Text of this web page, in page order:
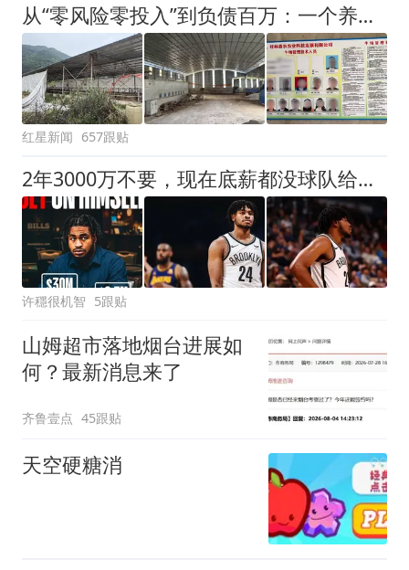
从“零风险零投入”到负债百万：一个养牛项目崩盘后，谁该为农户的贷款买单丨红星调查
红星新闻 657跟贴
2年3000万不要，现在底薪都没球队给，太惨了
许穩很机智 5跟贴
山姆超市落地烟台进展如
何？最新消息来了
齐鲁壹点 45跟贴
天空硬糖消